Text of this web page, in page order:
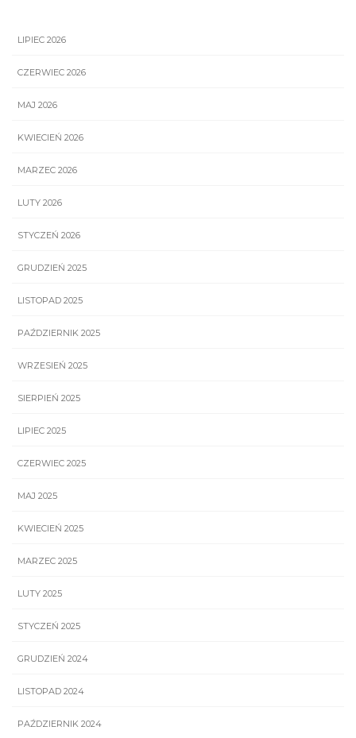
LIPIEC 2026
CZERWIEC 2026
MAJ 2026
KWIECIEŃ 2026
MARZEC 2026
LUTY 2026
STYCZEŃ 2026
GRUDZIEŃ 2025
LISTOPAD 2025
PAŹDZIERNIK 2025
WRZESIEŃ 2025
SIERPIEŃ 2025
LIPIEC 2025
CZERWIEC 2025
MAJ 2025
KWIECIEŃ 2025
MARZEC 2025
LUTY 2025
STYCZEŃ 2025
GRUDZIEŃ 2024
LISTOPAD 2024
PAŹDZIERNIK 2024